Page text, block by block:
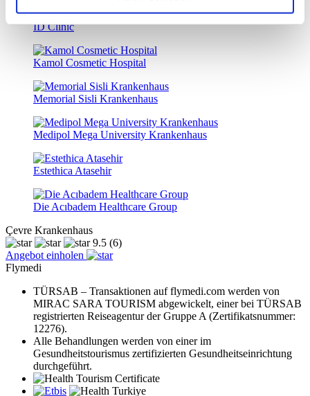
ID Clinic
Kamol Cosmetic Hospital
Memorial Sisli Krankenhaus
Medipol Mega University Krankenhaus
Estethica Atasehir
Die Acıbadem Healthcare Group
Çevre Krankenhaus
9.5 (6)
Angebot einholen
Flymedi
TÜRSAB – Transaktionen auf flymedi.com werden von
MIRAC SARA TOURISM abgewickelt, einer bei TÜRSAB
registrierten Reiseagentur der Gruppe A (Zertifikatsnummer:
12276).
Alle Behandlungen werden von einer im
Gesundheitstourismus zertifizierten Gesundheitseinrichtung
durchgeführt.